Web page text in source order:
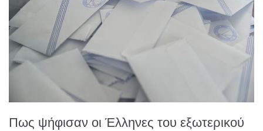
Πως ψήφισαν οι Έλληνες του εξωτερικού